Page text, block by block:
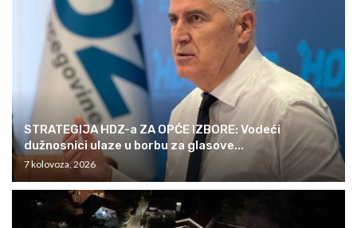
STRATEGIJA HDZ-a ZA OPĆE IZBORE: Vodeći
dužnosnici ulaze u borbu za glasove...
7 kolovoza, 2026